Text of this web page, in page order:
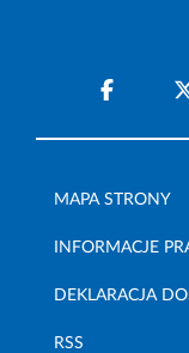
MAPA STRONY
INFORMACJE
DEKLARACJA
RSS